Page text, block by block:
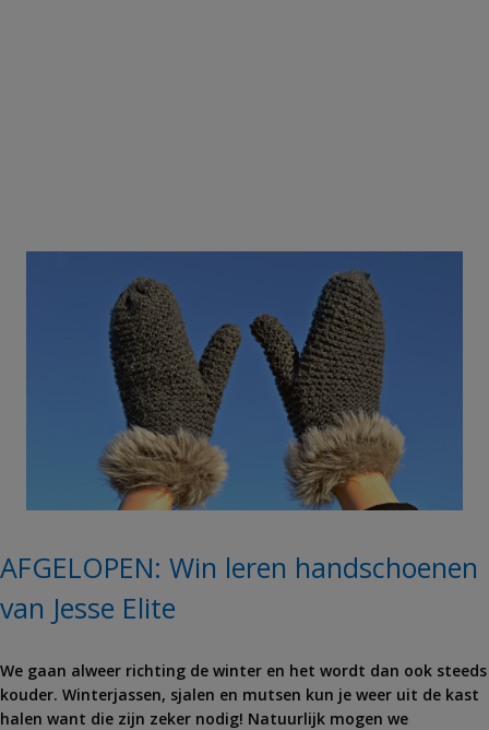
AFGELOPEN: Win leren handschoenen
van Jesse Elite
We gaan alweer richting de winter en het wordt dan ook steeds
kouder. Winterjassen, sjalen en mutsen kun je weer uit de kast
halen want die zijn zeker nodig! Natuurlijk mogen we